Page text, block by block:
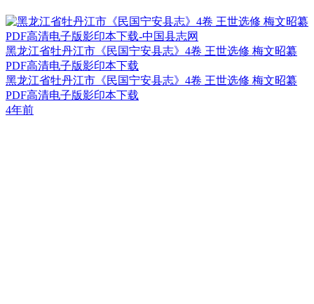
黑龙江省牡丹江市《民国宁安县志》4卷 王世选修 梅文昭纂
PDF高清电子版影印本下载
黑龙江省牡丹江市《民国宁安县志》4卷 王世选修 梅文昭纂
PDF高清电子版影印本下载
4年前